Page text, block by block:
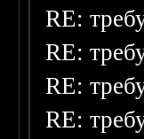
RE:
RE:
RE:
RE: